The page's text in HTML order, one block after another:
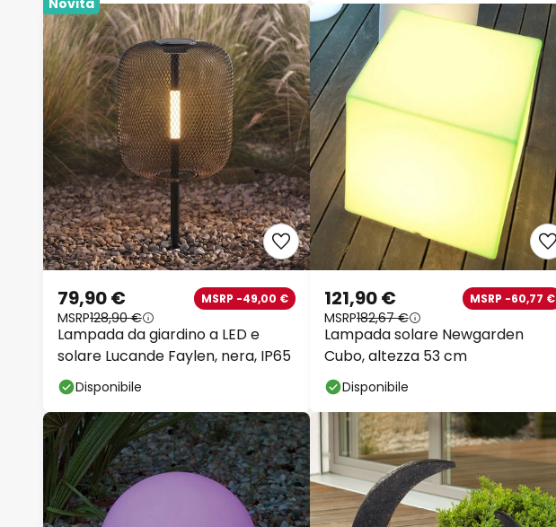
Novità
Lampada da giardino a LED e
solare Lucande Faylen, nera, IP65
79,90 € MSRP -49,00 €
MSRP128,90 €
Disponibile
Lampada solare Newgarden
Cubo, altezza 53 cm
121,90 € MSRP -60,77 €
MSRP182,67 €
Disponibile